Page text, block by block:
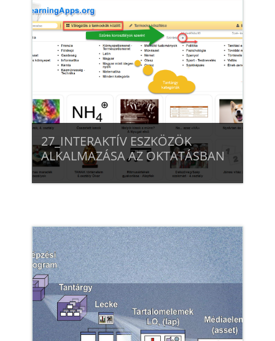
27_INTERAKTÍV ESZKÖZÖK
ALKALMAZÁSA AZ OKTATÁSBAN